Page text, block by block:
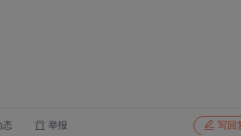
态 举报 写回